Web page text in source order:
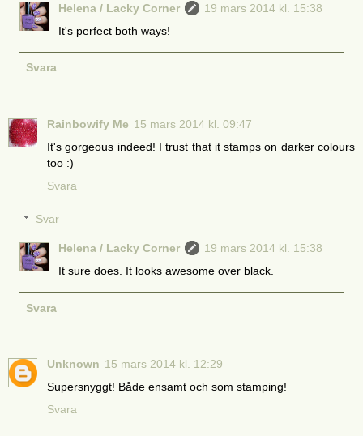
Helena / Lacky Corner
19 mars 2014 kl. 15:38
It's perfect both ways!
Svara
Rainbowify Me 15 mars 2014 kl. 09:47
It's gorgeous indeed! I trust that it stamps on darker colours
too :)
Svara
Svar
Helena / Lacky Corner
19 mars 2014 kl. 15:38
It sure does. It looks awesome over black.
Svara
Unknown 15 mars 2014 kl. 12:29
Supersnyggt! Både ensamt och som stamping!
Svara